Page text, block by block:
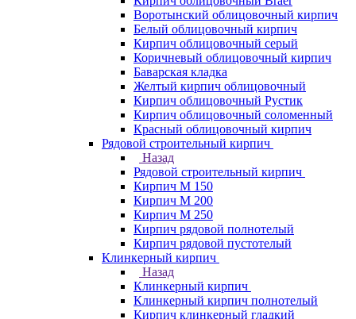
Воротынский облицовочный кирпич
Белый облицовочный кирпич
Кирпич облицовочный серый
Коричневый облицовочный кирпич
Баварская кладка
Желтый кирпич облицовочный
Кирпич облицовочный Рустик
Кирпич облицовочный соломенный
Красный облицовочный кирпич
Рядовой строительный кирпич
Назад
Рядовой строительный кирпич
Кирпич М 150
Кирпич М 200
Кирпич М 250
Кирпич рядовой полнотелый
Кирпич рядовой пустотелый
Клинкерный кирпич
Назад
Клинкерный кирпич
Клинкерный кирпич полнотелый
Кирпич клинкерный гладкий